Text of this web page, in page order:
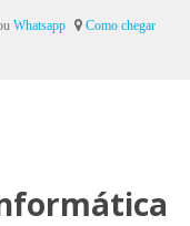
Whatsapp Como chegar